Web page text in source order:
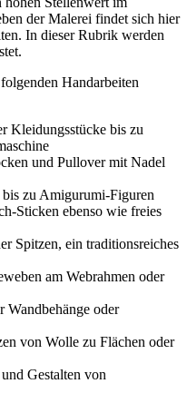
der Malerei findet sich hier
In dieser Rubrik werden
Handarbeiten
Kleidungsstücke bis zu
und Pullover mit Nadel
zu Amigurumi-Figuren
Sticken ebenso wie freies
Spitzen, ein traditionsreiches
am Webrahmen oder
Wandbehänge oder
von Wolle zu Flächen oder
Gestalten von